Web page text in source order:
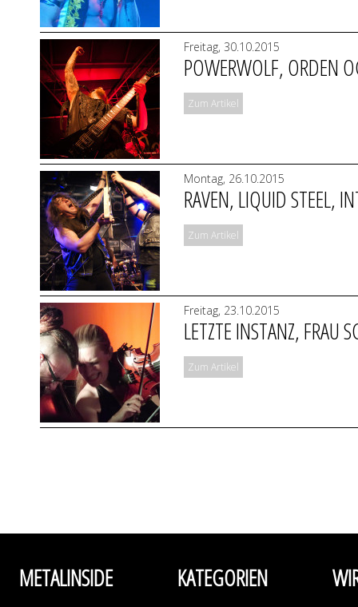
Freitag, 30.10.2015
POWERWOLF, ORDEN
Zum Artikel
Montag, 26.10.2015
RAVEN, LIQUID STEEL,
Zum Artikel
Freitag, 23.10.2015
LETZTE INSTANZ, FRAU
Zum Artikel
METALINSIDE KATEGORIEN